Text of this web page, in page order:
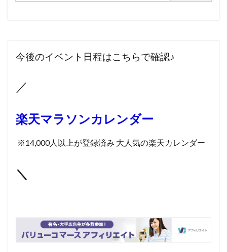
今後のイベント日程はこちらで確認♪
／
楽天マラソンカレンダー
※14,000人以上が登録済み 大人気の楽天カレンダー
＼